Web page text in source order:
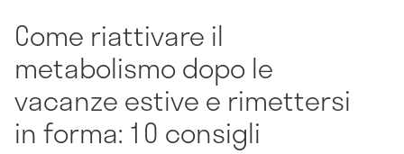
Come riattivare il
metabolismo dopo le
vacanze estive e rimettersi
in forma: 10 consigli